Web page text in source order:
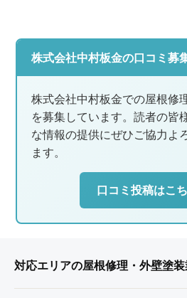
株式会社中村板金の口コミ募
株式会社中村板金での屋根修
を募集しています。読者の皆
な情報の提供にぜひご協力よ
ます。
口コミ投稿はこ
対応エリアの屋根修理・外壁塗